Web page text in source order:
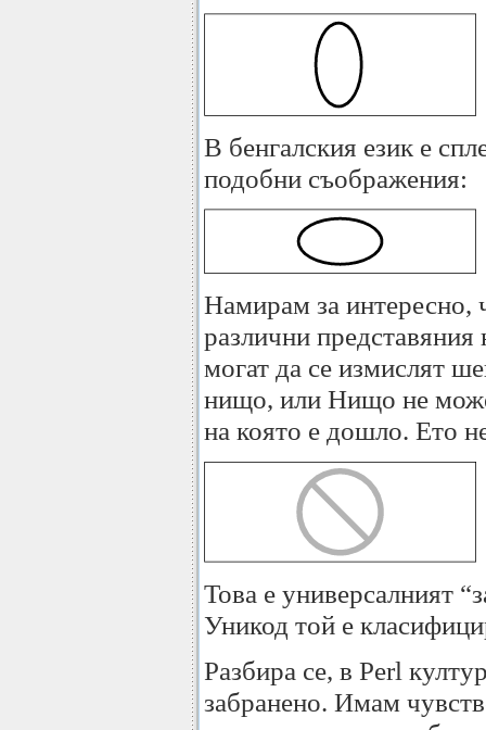
В бенгалския език е
подобни съображения:
Намирам за интересно,
различни
могат да се измислят
нищо, или Нищо не
на която е дошло. Ето
Това е универсалният
Уникод той е
Разбира се, в Perl
забранено. Имам